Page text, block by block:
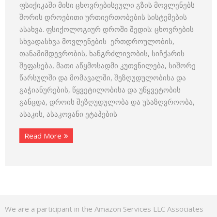
ფსიქიკაში მისი ცხოვრებისეული გზის მოვლენებს
შორის დროებითი ურთიერთობების სისტემების
ასახვა. ფსიქოლოგიურ დროში შედის: ცხოვრების
სხვადასხვა მოვლენების ერთდროულობის,
თანამიმდევრობის, ხანგრძლივობის, სიჩქარის
შეფასება, მათი აწყმოსადმი კუთვნილება, სიშორე
წარსულში და მომავალში, შეზღუდულობისა და
გაჭიანურების, წყვეტილობისა და უწყვეტობის
განცდა, დროის შეზღუდულობა და უსაზღვროობა,
ასაკის, ასაკოვანი ეტაპების
Read More
We are a participant in the Amazon Services LLC Associates